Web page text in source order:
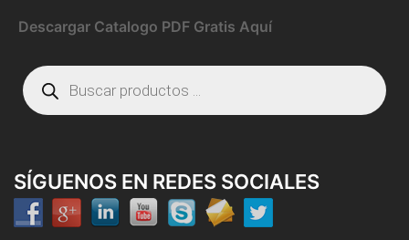
Descargar Catalogo PDF Gratis Aquí
Búsqueda
de
productos
SÍGUENOS EN REDES SOCIALES